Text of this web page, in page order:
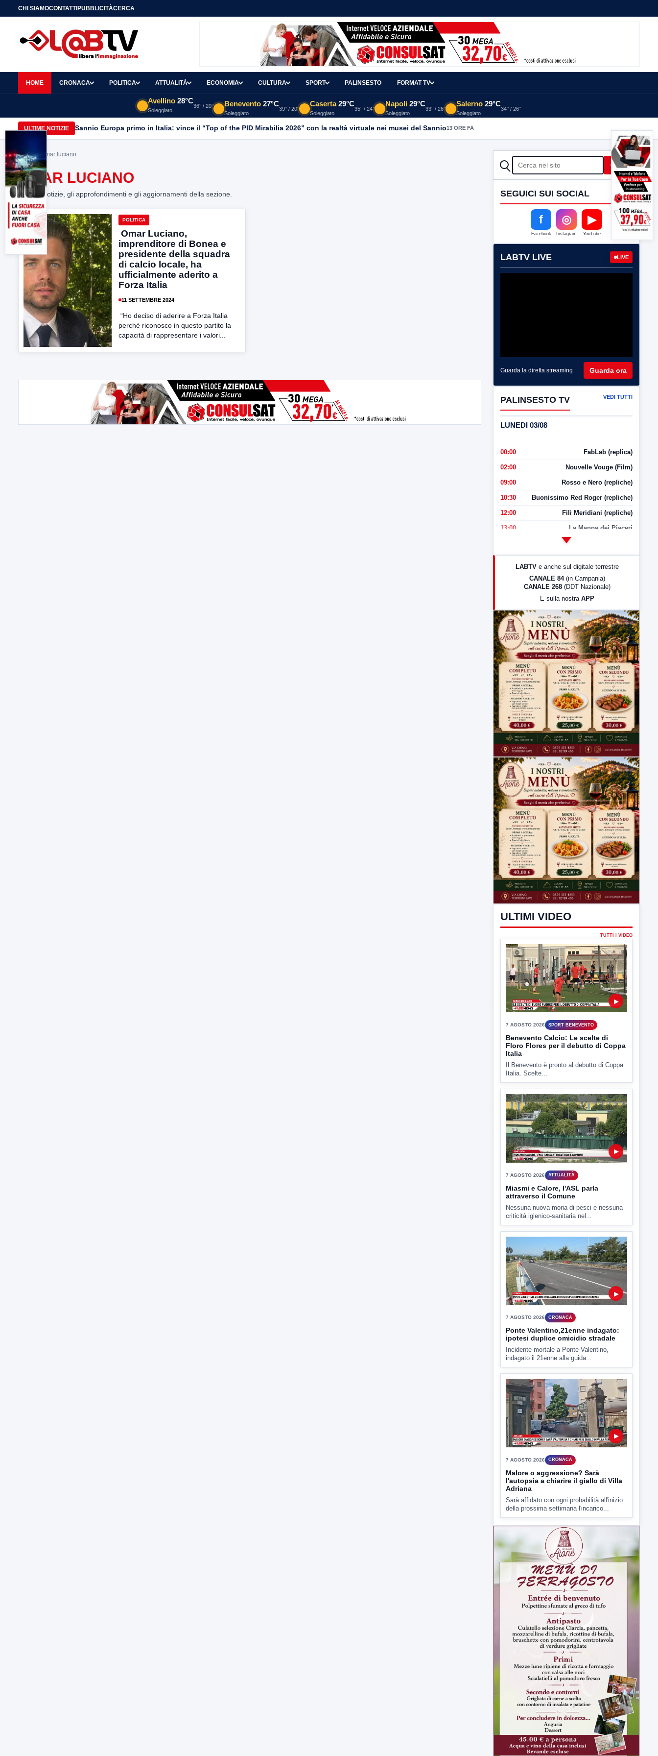
CHI SIAMOCONTATTIPUBBLICITÀCERCA
HOME CRONACA POLITICA ATTUALITÀ ECONOMIA CULTURA SPORT PALINSESTO FORMAT TV
Avellino 28°C
Soleggiato
36° / 20° Benevento 27°C
Soleggiato
39° / 20°
Caserta 29°C
Soleggiato
35° / 24°
Napoli 29°C
Soleggiato
33° / 26°
Salerno 29°C
Soleggiato
34° / 26°
ULTIME NOTIZIE Sannio Europa primo in Italia: vince il “Top of the PID Mirabilia 2026” con la realtà virtuale nei musei del Sannio13 ORE FA
Home> Omar luciano
OMAR LUCIANO
Tutte le notizie, gli approfondimenti e gli aggiornamenti della sezione.
POLITICA
Omar Luciano,
imprenditore di Bonea e
presidente della squadra
di calcio locale, ha
ufficialmente aderito a
Forza Italia
11 SETTEMBRE 2024
“Ho deciso di aderire a Forza Italia
perché riconosco in questo partito la
capacità di rappresentare i valori...
CERCA Cerca
SEGUICI SUI SOCIAL
f
Facebook
◎
Instagram
▶
YouTube
LABTV LIVE LIVE
Guarda la diretta streaming Guarda ora
PALINSESTO TV VEDI TUTTI
LUNEDI 03/08
00:00 FabLab (replica)
02:00 Nouvelle Vouge (Film)
09:00 Rosso e Nero (repliche)
10:30 Buonissimo Red Roger (repliche)
12:00 Fili Meridiani (repliche)
13:00 La Mappa dei Piaceri
LabNews (Diretta)
23:00 LabNews (replica)
LABTV e anche sul digitale terrestre
CANALE 84 (in Campania)
CANALE 268 (DDT Nazionale)
E sulla nostra APP
ULTIMI VIDEO
TUTTI I VIDEO
7 AGOSTO 2026 SPORT BENEVENTO
Benevento Calcio: Le scelte di
Floro Flores per il debutto di Coppa
Italia
Il Benevento è pronto al debutto di Coppa
Italia. Scelte...
Miasmi e Calore, l'ASL parla
attraverso il Comune
Nessuna nuova moria di pesci e nessuna
criticità igienico-sanitaria nel...
▶
Ponte Valentino,21enne indagato:
ipotesi duplice omicidio stradale
Incidente mortale a Ponte Valentino,
indagato il 21enne alla guida...
7 AGOSTO 2026
Malore o aggressione? Sarà
l'autopsia a chiarire il giallo di Villa
Adriana
Sarà affidato con ogni probabilità all'inizio
della prossima settimana l'incarico...